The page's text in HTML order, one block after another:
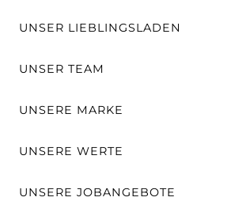
UNSER LIEBLINGSLADEN
UNSER TEAM
UNSERE MARKE
UNSERE WERTE
UNSERE JOBANGEBOTE